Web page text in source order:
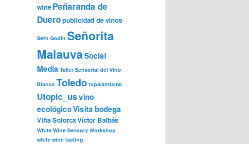
wine Peñaranda de
Dueropublicidad de vinos
Seth Godin Señorita
MalauvaSocial
Media Taller Sensorial del Vino
Blanco Toledo topalantismo
Utopic_usvino
ecológicoVisita bodega
Viña SolorcaVíctor Balbás
White Wine Sensory Workshop
white wine tasting